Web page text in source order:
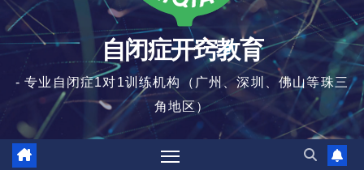
自闭症开窍教育
- 专业自闭症1对1训练机构（广州、深圳、佛山等珠三
角地区）